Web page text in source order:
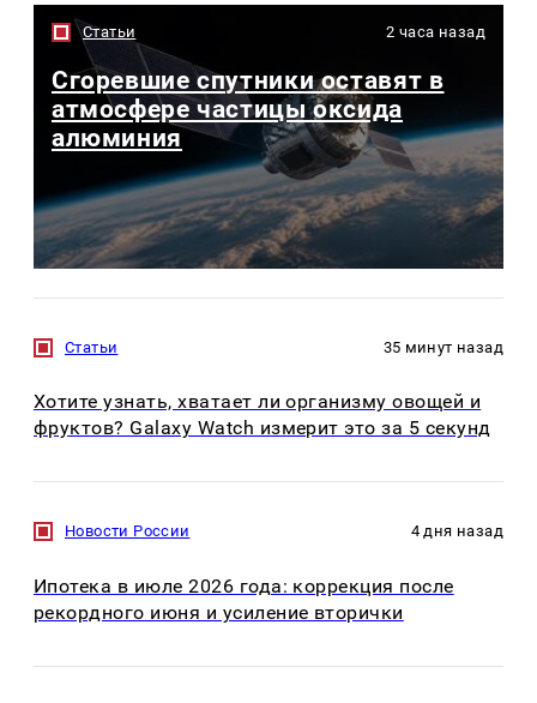
Статьи 2 часа назад
Сгоревшие спутники оставят в
атмосфере частицы оксида
алюминия
Статьи 35 минут назад
Хотите узнать, хватает ли организму овощей и
фруктов? Galaxy Watch измерит это за 5 секунд
Новости России 4 дня назад
Ипотека в июле 2026 года: коррекция после
рекордного июня и усиление вторички